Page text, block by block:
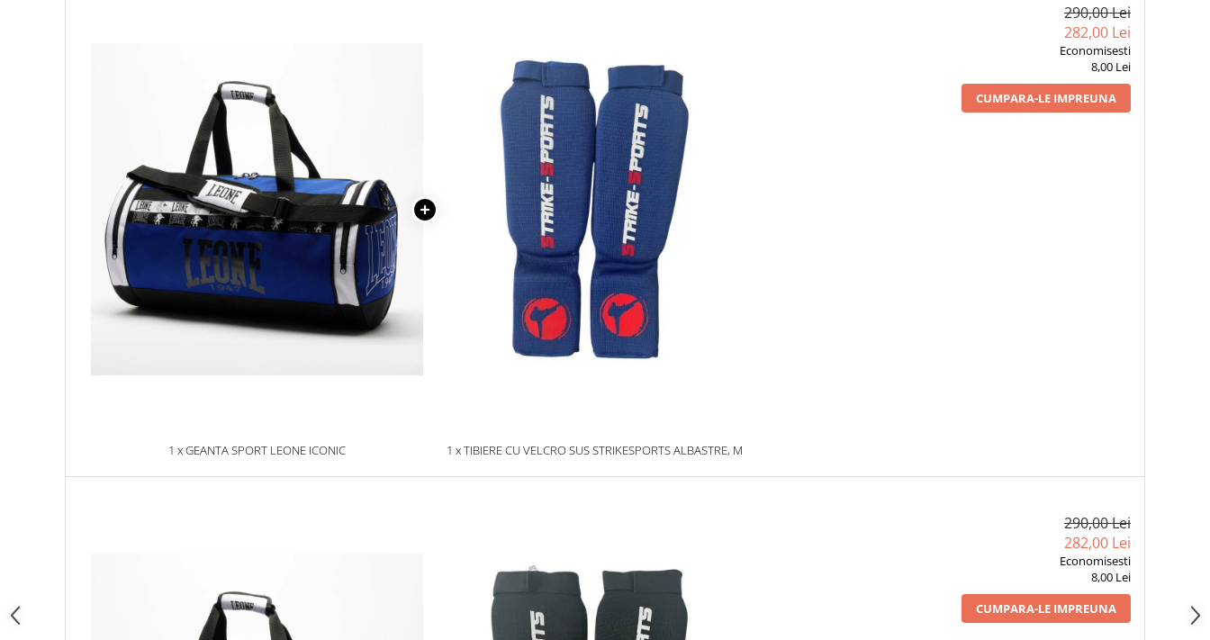
Sorturi Kickboxing / MMA
Tricouri / Maiouri
Trening/Compleu
Bluze / Hanorace/Geci
Echipament compresie
Genti Echipament
Suplimente pt Masa Musculara
1 x GEANTA SPORT LEONE ICONIC 1 x TIBIERE CU VELCRO SUS STRIKESPORTS ALBASTRE, M
290,00 Lei
282,00 Lei
Economisesti
8,00 Lei
CUMPARA-LE IMPREUNA
290,00 Lei
282,00 Lei
Economisesti
8,00 Lei
CUMPARA-LE IMPREUNA